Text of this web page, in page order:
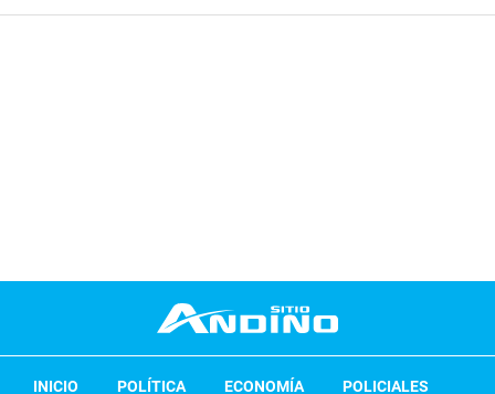
INICIO POLÍTICA ECONOMÍA POLICIALES